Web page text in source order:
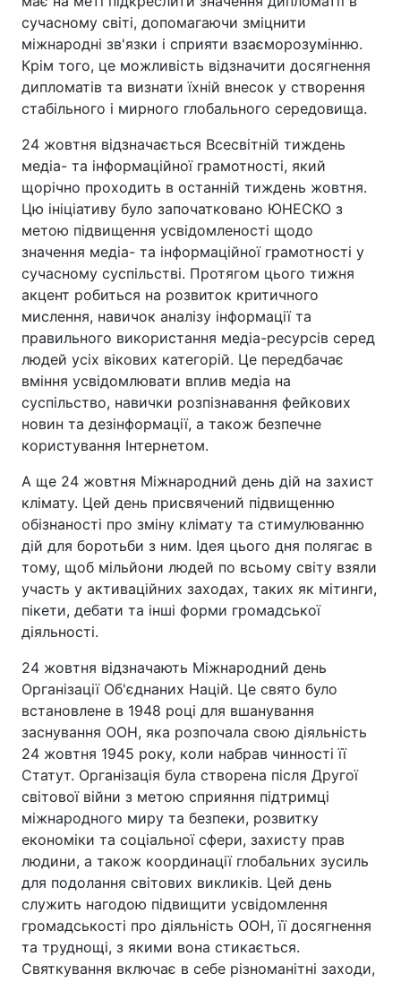
сучасному світі, допомагаючи зміцнити
міжнародні зв'язки і сприяти взаєморозумінню.
Крім того, це можливість відзначити досягнення
дипломатів та визнати їхній внесок у створення
стабільного і мирного глобального середовища.
24 жовтня відзначається Всесвітній тиждень
медіа- та інформаційної грамотності, який
щорічно проходить в останній тиждень жовтня.
Цю ініціативу було започатковано ЮНЕСКО з
метою підвищення усвідомленості щодо
значення медіа- та інформаційної грамотності у
сучасному суспільстві. Протягом цього тижня
акцент робиться на розвиток критичного
мислення, навичок аналізу інформації та
правильного використання медіа-ресурсів серед
людей усіх вікових категорій. Це передбачає
вміння усвідомлювати вплив медіа на
суспільство, навички розпізнавання фейкових
новин та дезінформації, а також безпечне
користування Інтернетом.
А ще 24 жовтня Міжнародний день дій на захист
клімату. Цей день присвячений підвищенню
обізнаності про зміну клімату та стимулюванню
дій для боротьби з ним. Ідея цього дня полягає в
тому, щоб мільйони людей по всьому світу взяли
участь у активаційних заходах, таких як мітинги,
пікети, дебати та інші форми громадської
діяльності.
24 жовтня відзначають Міжнародний день
Організації Об'єднаних Націй. Це свято було
встановлене в 1948 році для вшанування
заснування ООН, яка розпочала свою діяльність
24 жовтня 1945 року, коли набрав чинності її
Статут. Організація була створена після Другої
світової війни з метою сприяння підтримці
міжнародного миру та безпеки, розвитку
економіки та соціальної сфери, захисту прав
людини, а також координації глобальних зусиль
для подолання світових викликів. Цей день
служить нагодою підвищити усвідомлення
громадськості про діяльність ООН, її досягнення
та труднощі, з якими вона стикається.
Святкування включає в себе різноманітні заходи,